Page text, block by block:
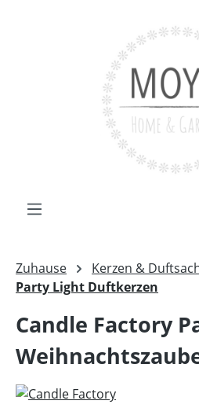
Zuhause Kerzen &
Party Light Duftkerzen
Candle Factory